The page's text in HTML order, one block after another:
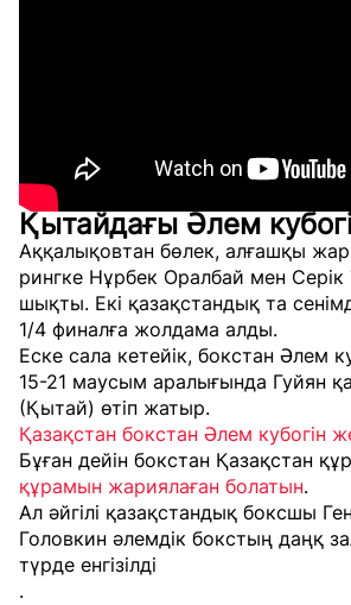
Қытайдағы Әлем
Аққалықовтан бөлек, алғашқы
рингке Нұрбек Оралбай мен Серік
шықты. Екі қазақстандық та
1/4 финалға жолдама алды.
Еске сала кетейік, бокстан Әлем
15-21 маусым аралығында Гуйян
(Қытай) өтіп жатыр.
Қазақстан бокстан Әлем кубогін
Бұған дейін бокстан Қазақстан
құрамын жариялаған болатын.
Ал әйгілі қазақстандық боксшы
Головкин әлемдік бокстың даңқ
түрде енгізілді
.